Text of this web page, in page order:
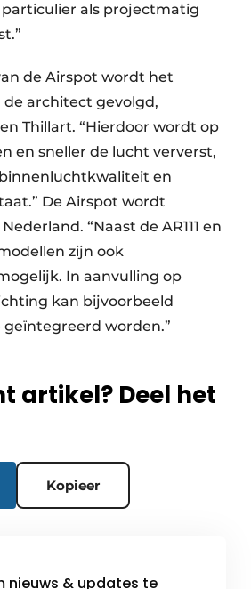
particulier als projectmatig
de Airspot wordt het
architect gevolgd,
Thillart. “Hierdoor wordt op
en sneller de lucht ververst,
en
De Airspot wordt
“Naast de AR111 en
zijn ook
In aanvulling op
kan bijvoorbeeld
geïntegreerd worden.”
artikel? Deel het
Kopieer
nieuws & updates te